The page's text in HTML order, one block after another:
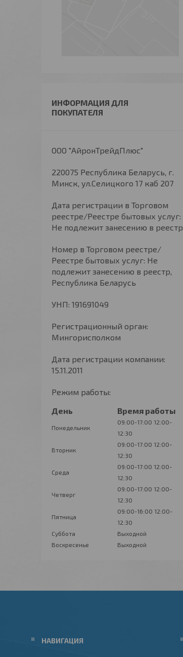
ИНФОРМАЦИЯ ДЛЯ
ПОКУПАТЕЛЯ
ООО "АйронТрейдПлюс"
220075 Республика Беларусь, г.
Минск, ул.Селицкого 17 каб 207
Дата регистрации в Торговом
реестре/Реестре бытовых услуг:
Не подлежит занесению в реестр
Номер в Торговом реестре/
Реестре бытовых услуг: Не
подлежит занесению в реестр,
Республика Беларусь
УНП: 191691049
Регистрационный орган:
Мингорисполком
Дата регистрации компании:
15.11.2011
Режим работы:
День
Время работы
Понедельник
09:00-17:00 12:00-
12:30
Вторник
09:00-17:00 12:00-
12:30
Среда
09:00-17:00 12:00-
12:30
Четверг
09:00-17:00 12:00-
12:30
Пятница
09:00-16:00 12:00-
12:30
Суббота
Выходной
Воскресенье
Выходной
НАВИГАЦИЯ